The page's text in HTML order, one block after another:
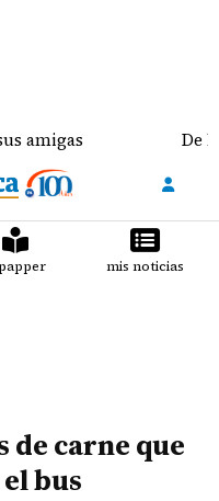
De la
mis noticias
de carne que
bus